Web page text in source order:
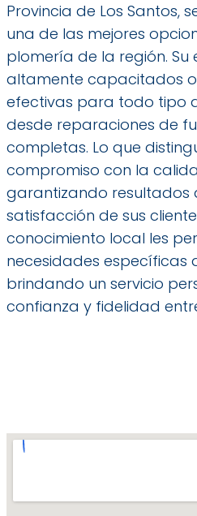
Provincia de Los Santos,
una de las mejores
plomería de la región.
altamente capacitados
efectivas para todo tipo
desde reparaciones de
completas. Lo que
compromiso con la
garantizando resultados
satisfacción de sus
conocimiento local les
necesidades específicas
brindando un servicio
confianza y fidelidad